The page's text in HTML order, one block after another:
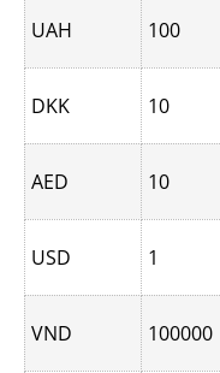
UAH 100
DKK 10
AED 10
USD 1
VND 100000